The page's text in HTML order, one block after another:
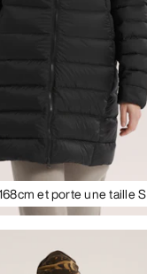
et porte une taille S